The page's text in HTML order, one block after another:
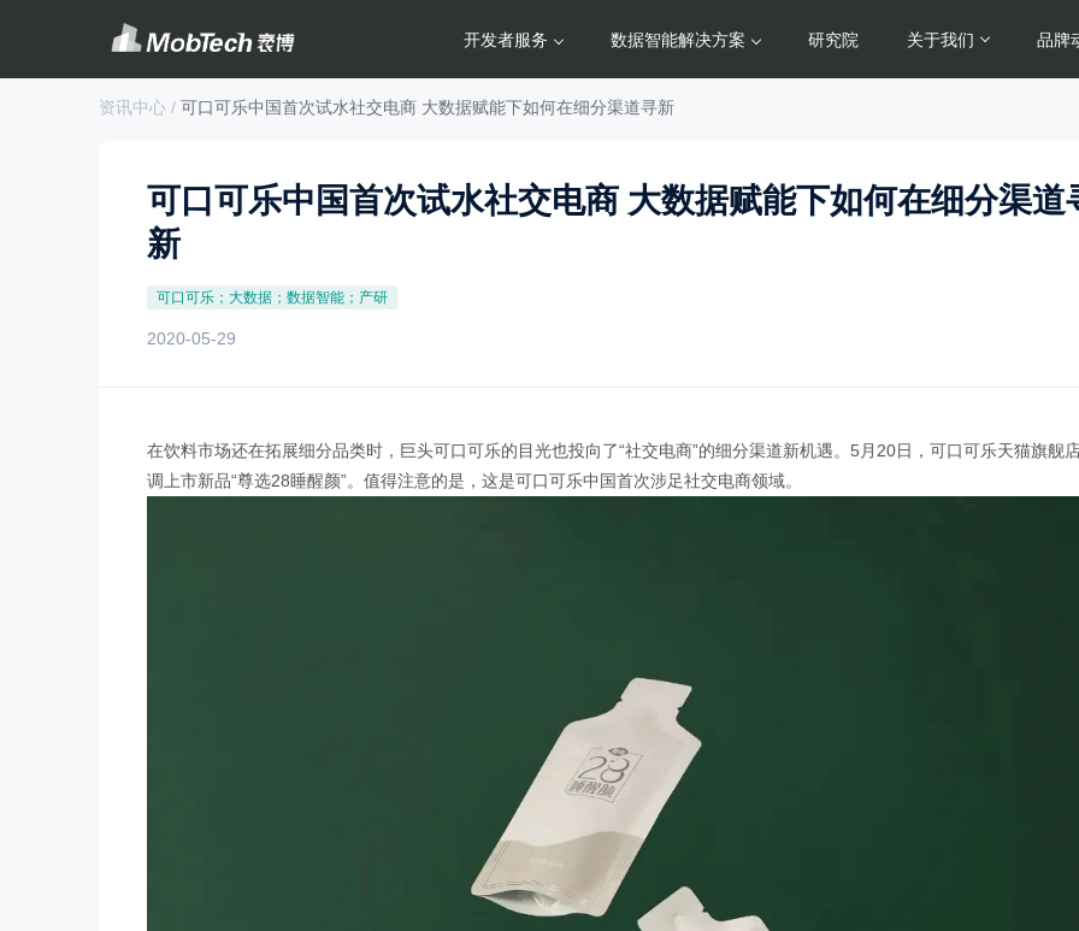
开发者服务 数据智能解决方案 研究院 关于我们 品牌
资讯中心 / 可口可乐中国首次试水社交电商 大数据赋能下如何在细分渠道寻新
可口可乐中国首次试水社交电商 大数据赋能下如何在细分渠道
新
可口可乐；大数据；数据智能；产研
2020-05-29
在饮料市场还在拓展细分品类时，巨头可口可乐的目光也投向了“社交电商”的细分渠道新机遇。5月20日，可口可乐天猫旗舰
调上市新品“尊选28睡醒颜”。值得注意的是，这是可口可乐中国首次涉足社交电商领域。